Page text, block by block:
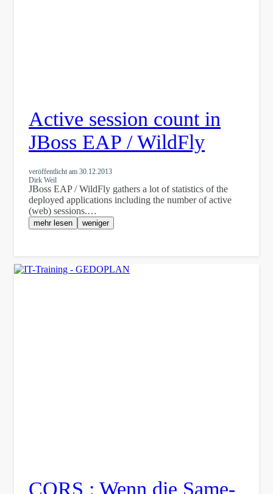
Active session count in
JBoss EAP / WildFly
veröffentlicht am30.12.2013
Dirk Weil
JBoss EAP / WildFly gathers a lot of statistics of the
deployed applications including the number of active
(web) sessions.…
mehr lesen weniger
CORS : Wenn die Same-